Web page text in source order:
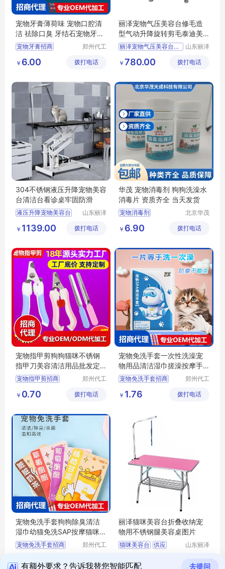
宠物牙膏薄荷味 宠物口腔清
洁 祛除口臭 牙结石宠物牙膏
批发定制
宠物牙膏招商
宠物牙膏批发
宠物口腔清洁定制
郑州代工
技有限公
￥ 6.00 拨打电话
丽泽宠物气压美容台修毛造
型气动升降旋转剪毛泰迪美
容桌
丽泽宠物气压美容台修毛造型气动升降旋转剪毛泰迪美容桌
狗狗及用品
山东丽泽
有限公司
￥ 780.00 拨打电话
304不锈钢液压升降宠物美容
台清洁台看诊桌牢固防滑
液压升降宠物美容台
狗狗及用品
山东丽泽
有限公司
￥ 1139.00 拨打电话
华茂 宠物消毒剂 狗狗洗澡水
消毒片 资质齐全 当天发货
宠物消毒剂
北京华茂
发展有限
￥ 6.90 拨打电话
宠物指甲剪狗狗猫咪不锈钢
指甲刀美容清洁用品批发定
制
宠物指甲剪招商
宠物指甲剪定制
宠物美容清洁用品批发
郑州代工
技有限公
￥ 0.70 拨打电话
宠物免洗手套一次性洗澡宠
物用品清洁湿巾搓澡按摩手
套批发
宠物免洗手套招商
宠物用品批发
宠物按摩手套批发
郑州代工
技有限公
￥ 1.76 拨打电话
宠物免洗手套狗狗除臭清洁
湿巾幼猫免洗SAP按摩猫咪免
洗手套批发
宠物免洗手套招商
宠物清洁湿巾批发
郑州代工
技有限公
￥ 27.00 拨打电话
丽泽猫咪美容台折叠收纳宠
物用不锈钢腿美容桌图片
猫咪美容台 供应
狗狗清洁美容工具
山东丽泽
有限公司
￥ 450.00
有额外要求？告诉我替您智能匹配 去提问